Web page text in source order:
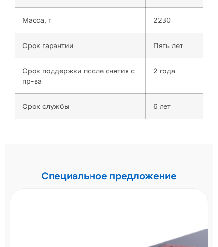
Масса, г 2230
Срок гарантии Пять лет
Срок поддержки после снятия с
пр-ва
2 года
Срок службы 6 лет
Специальное предложение